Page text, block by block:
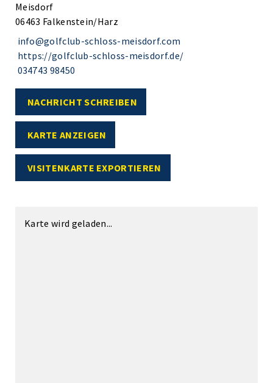
Meisdorf
06463 Falkenstein/Harz
info@golfclub-schloss-meisdorf.com
https://golfclub-schloss-meisdorf.de/
034743 98450
NACHRICHT SCHREIBEN
KARTE ANZEIGEN
VISITENKARTE EXPORTIEREN
Karte wird geladen...